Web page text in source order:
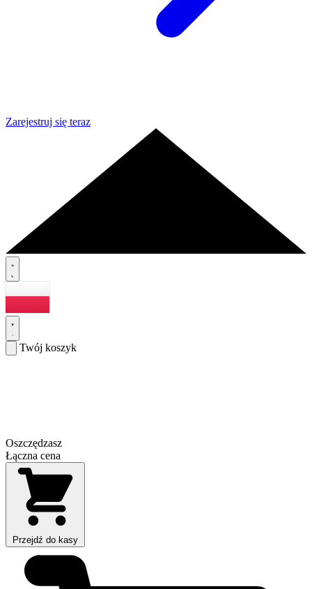
Zarejestruj się teraz
Twój koszyk
Oszczędzasz
Łączna cena
Przejdź do kasy